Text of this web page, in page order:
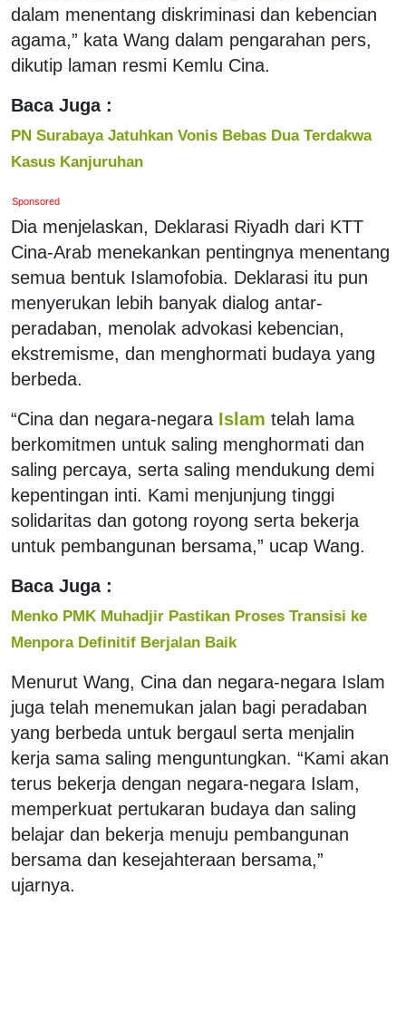
dalam menentang diskriminasi dan kebencian
agama,” kata Wang dalam pengarahan pers,
dikutip laman resmi Kemlu Cina.
Baca Juga :
PN Surabaya Jatuhkan Vonis Bebas Dua Terdakwa
Kasus Kanjuruhan
Sponsored
Dia menjelaskan, Deklarasi Riyadh dari KTT
Cina-Arab menekankan pentingnya menentang
semua bentuk Islamofobia. Deklarasi itu pun
menyerukan lebih banyak dialog antar-
peradaban, menolak advokasi kebencian,
ekstremisme, dan menghormati budaya yang
berbeda.
“Cina dan negara-negara Islam telah lama
berkomitmen untuk saling menghormati dan
saling percaya, serta saling mendukung demi
kepentingan inti. Kami menjunjung tinggi
solidaritas dan gotong royong serta bekerja
untuk pembangunan bersama,” ucap Wang.
Baca Juga :
Menko PMK Muhadjir Pastikan Proses Transisi ke
Menpora Definitif Berjalan Baik
Menurut Wang, Cina dan negara-negara Islam
juga telah menemukan jalan bagi peradaban
yang berbeda untuk bergaul serta menjalin
kerja sama saling menguntungkan. “Kami akan
terus bekerja dengan negara-negara Islam,
memperkuat pertukaran budaya dan saling
belajar dan bekerja menuju pembangunan
bersama dan kesejahteraan bersama,”
ujarnya.